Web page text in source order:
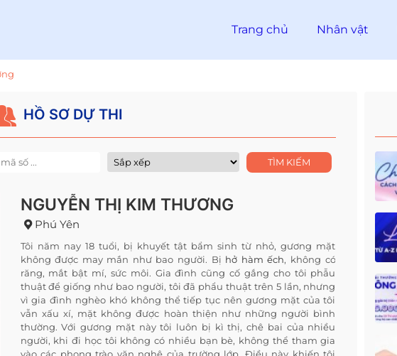
Trang chủ Nhân vật
HỒ SƠ DỰ THI
NGUYỄN THỊ KIM THƯƠNG
Phú Yên
Tôi năm nay 18 tuổi, bị khuyết tật bẩm sinh từ nhỏ, gương mặt
không được may mắn như bao người. Bị hở hàm ếch, không có
răng, mắt bật mí, sức môi. Gia đình cũng cố gắng cho tôi phẫu
thuật để giống như bao người, tôi đã phẩu thuật trên 5 lần, nhưng
vì gia đình nghèo khó không thể tiếp tục nên gương mặt của tôi
vẫn xấu xí, mặt không được hoàn thiện như những người bình
thường. Với gương mặt này tôi luôn bị kì thị, chê bai của nhiều
người, khi đi học tôi không có nhiều bạn bè, không thể tham gia
vào các phong trào văn nghệ của trường lớp. Điều này khiến tôi